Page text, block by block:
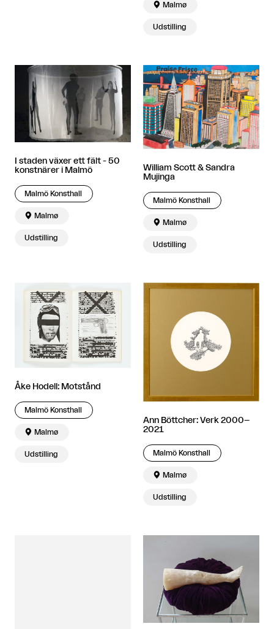
 Malmø
Udstilling
I staden växer ett fält - 50
konstnärer i Malmö
Malmö Konsthall
 Malmø
Udstilling
William Scott & Sandra
Mujinga
Malmö Konsthall
 Malmø
Udstilling
Åke Hodell: Motstånd
Malmö Konsthall
 Malmø
Udstilling
Ann Böttcher: Verk 2000–
2021
Malmö Konsthall
 Malmø
Udstilling